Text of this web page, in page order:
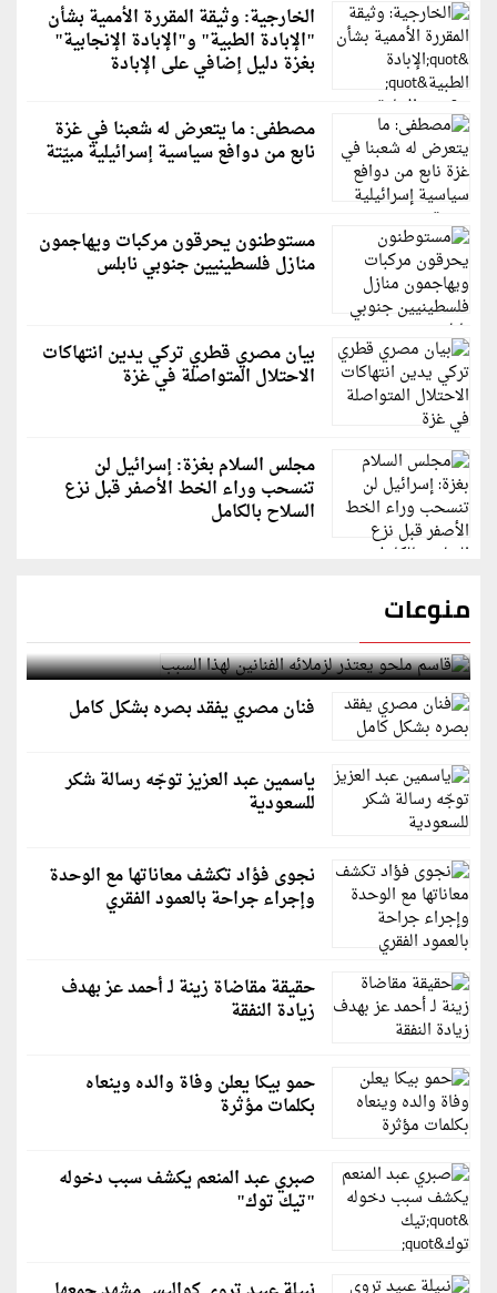
الخارجية: وثيقة المقررة الأممية بشأن
"الإبادة الطبية" و"الإبادة الإنجابية"
بغزة دليل إضافي على الإبادة
مصطفى: ما يتعرض له شعبنا في غزة
نابع من دوافع سياسية إسرائيلية مبيّتة
مستوطنون يحرقون مركبات ويهاجمون
منازل فلسطينيين جنوبي نابلس
بيان مصري قطري تركي يدين انتهاكات
الاحتلال المتواصلة في غزة
مجلس السلام بغزة: إسرائيل لن
تنسحب وراء الخط الأصفر قبل نزع
السلاح بالكامل
منوعات
قاسم ملحو يعتذر لزملائه الفنانين لهذا السبب
فنان مصري يفقد بصره بشكل كامل
ياسمين عبد العزيز توجّه رسالة شكر
للسعودية
نجوى فؤاد تكشف معاناتها مع الوحدة
وإجراء جراحة بالعمود الفقري
حقيقة مقاضاة زينة لـ أحمد عز بهدف
زيادة النفقة
حمو بيكا يعلن وفاة والده وينعاه
بكلمات مؤثرة
صبري عبد المنعم يكشف سبب دخوله
"تيك توك"